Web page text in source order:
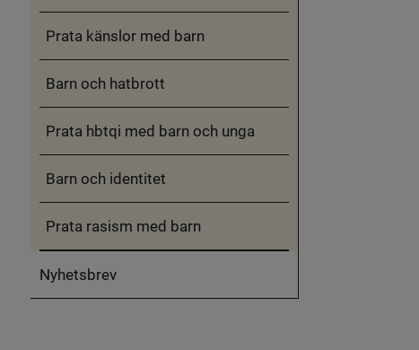
Prata känslor med barn
Barn och hatbrott
Prata hbtqi med barn och unga
Barn och identitet
Prata rasism med barn
Nyhetsbrev